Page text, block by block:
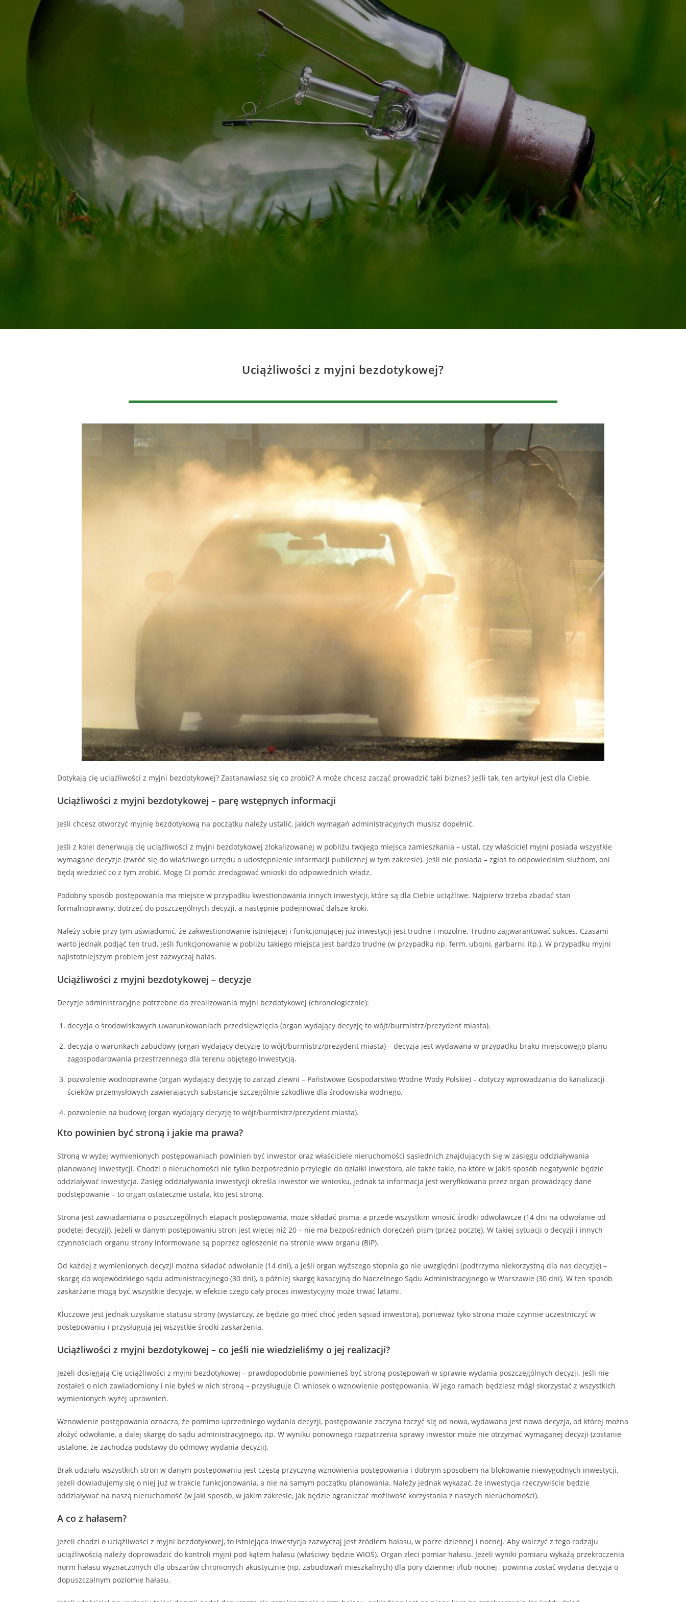
Uciążliwości z myjni bezdotykowej?
Dotykają cię uciążliwości z myjni bezdotykowej? Zastanawiasz się co zrobić? A może chcesz zacząć prowadzić taki biznes? Jeśli tak, ten artykuł jest dla Ciebie.
Uciążliwości z myjni bezdotykowej – parę wstępnych informacji
Jeśli chcesz otworzyć myjnię bezdotykową na początku należy ustalić, jakich wymagań administracyjnych musisz dopełnić.
Jeśli z kolei denerwują cię uciążliwości z myjni bezdotykowej zlokalizowanej w pobliżu twojego miejsca zamieszkania – ustal, czy właściciel myjni posiada wszystkie
wymagane decyzje (zwróć się do właściwego urzędu o udostępnienie informacji publicznej w tym zakresie). Jeśli nie posiada – zgłoś to odpowiednim służbom, oni
będą wiedzieć co z tym zrobić. Mogę Ci pomóc zredagować wnioski do odpowiednich władz.
Podobny sposób postępowania ma miejsce w przypadku kwestionowania innych inwestycji, które są dla Ciebie uciążliwe. Najpierw trzeba zbadać stan
formalnoprawny, dotrzeć do poszczególnych decyzji, a następnie podejmować dalsze kroki.
Należy sobie przy tym uświadomić, że zakwestionowanie istniejącej i funkcjonującej już inwestycji jest trudne i mozolne. Trudno zagwarantować sukces. Czasami
warto jednak podjąć ten trud, jeśli funkcjonowanie w pobliżu takiego miejsca jest bardzo trudne (w przypadku np. ferm, ubojni, garbarni, itp.). W przypadku myjni
najistotniejszym problem jest zazwyczaj hałas.
Uciążliwości z myjni bezdotykowej – decyzje
Decyzje administracyjne potrzebne do zrealizowania myjni bezdotykowej (chronologicznie):
decyzja o środowiskowych uwarunkowaniach przedsięwzięcia (organ wydający decyzję to wójt/burmistrz/prezydent miasta).
decyzja o warunkach zabudowy (organ wydający decyzję to wójt/burmistrz/prezydent miasta) – decyzja jest wydawana w przypadku braku miejscowego planu
zagospodarowania przestrzennego dla terenu objętego inwestycją.
pozwolenie wodnoprawne (organ wydający decyzję to zarząd zlewni – Państwowe Gospodarstwo Wodne Wody Polskie) – dotyczy wprowadzania do kanalizacji
ścieków przemysłowych zawierających substancje szczególnie szkodliwe dla środowiska wodnego.
pozwolenie na budowę (organ wydający decyzję to wójt/burmistrz/prezydent miasta).
Kto powinien być stroną i jakie ma prawa?
Stroną w wyżej wymienionych postępowaniach powinien być inwestor oraz właściciele nieruchomości sąsiednich znajdujących się w zasięgu oddziaływania
planowanej inwestycji. Chodzi o nieruchomości nie tylko bezpośrednio przyległe do działki inwestora, ale także takie, na które w jakiś sposób negatywnie będzie
oddziaływać inwestycja. Zasięg oddziaływania inwestycji określa inwestor we wniosku, jednak ta informacja jest weryfikowana przez organ prowadzący dane
podstępowanie – to organ ostatecznie ustala, kto jest stroną.
Strona jest zawiadamiana o poszczególnych etapach postępowania, może składać pisma, a przede wszystkim wnosić środki odwoławcze (14 dni na odwołanie od
podętej decyzji). Jeżeli w danym postępowaniu stron jest więcej niż 20 – nie ma bezpośrednich doręczeń pism (przez pocztę). W takiej sytuacji o decyzji i innych
czynnościach organu strony informowane są poprzez ogłoszenie na stronie www organu (BIP).
Od każdej z wymienionych decyzji można składać odwołanie (14 dni), a jeśli organ wyższego stopnia go nie uwzględni (podtrzyma niekorzystną dla nas decyzję) –
skargę do wojewódzkiego sądu administracyjnego (30 dni), a później skargę kasacyjną do Naczelnego Sądu Administracyjnego w Warszawie (30 dni). W ten sposób
zaskarżane mogą być wszystkie decyzje, w efekcie czego cały proces inwestycyjny może trwać latami.
Kluczowe jest jednak uzyskanie statusu strony (wystarczy, że będzie go mieć choć jeden sąsiad inwestora), ponieważ tyko strona może czynnie uczestniczyć w
postępowaniu i przysługują jej wszystkie środki zaskarżenia.
Uciążliwości z myjni bezdotykowej – co jeśli nie wiedzieliśmy o jej realizacji?
Jeżeli dosięgają Cię uciążliwości z myjni bezdotykowej – prawdopodobnie powinieneś być stroną postępowań w sprawie wydania poszczególnych decyzji. Jeśli nie
zostałeś o nich zawiadomiony i nie byłeś w nich stroną – przysługuje Ci wniosek o wznowienie postępowania. W jego ramach będziesz mógł skorzystać z wszystkich
wymienionych wyżej uprawnień.
Wznowienie postępowania oznacza, że pomimo uprzedniego wydania decyzji, postępowanie zaczyna toczyć się od nowa, wydawana jest nowa decyzja, od której można
złożyć odwołanie, a dalej skargę do sądu administracyjnego, itp. W wyniku ponownego rozpatrzenia sprawy inwestor może nie otrzymać wymaganej decyzji (zostanie
ustalone, że zachodzą podstawy do odmowy wydania decyzji).
Brak udziału wszystkich stron w danym postępowaniu jest częstą przyczyną wznowienia postępowania i dobrym sposobem na blokowanie niewygodnych inwestycji,
jeżeli dowiadujemy się o niej już w trakcie funkcjonowania, a nie na samym początku planowania. Należy jednak wykazać, że inwestycja rzeczywiście będzie
oddziaływać na naszą nieruchomość (w jaki sposób, w jakim zakresie, jak będzie ograniczać możliwość korzystania z naszych nieruchomości).
A co z hałasem?
Jeżeli chodzi o uciążliwości z myjni bezdotykowej, to istniejąca inwestycja zazwyczaj jest źródłem hałasu, w porze dziennej i nocnej. Aby walczyć z tego rodzaju
uciążliwością należy doprowadzić do kontroli myjni pod kątem hałasu (właściwy będzie WIOŚ). Organ zleci pomiar hałasu. Jeżeli wyniki pomiaru wykażą przekroczenia
norm hałasu wyznaczonych dla obszarów chronionych akustycznie (np. zabudowań mieszkalnych) dla pory dziennej i/lub nocnej , powinna zostać wydana decyzja o
dopuszczalnym poziomie hałasu.